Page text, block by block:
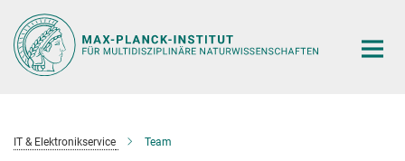
Hauptinhalt
IT & Elektronikservice Team